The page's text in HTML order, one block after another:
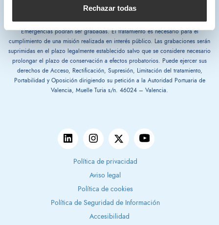
Rechazar todas
*Las conversaciones telefónicas mantenidas con el Centro de Control de
Emergencias podrán ser grabadas. El tratamiento es necesario para el
cumplimiento de una misión realizada en interés público. Las grabaciones serán
suprimidas en el plazo legalmente establecido salvo que se considere necesario
prolongar el plazo de conservación a efectos probatorios. Puede ejercer sus
derechos de Acceso, Rectificación, Supresión, Limitación del tratamiento,
Portabilidad y Oposición dirigiendo su petición a la Autoridad Portuaria de
Valencia, Muelle Turia s/n. 46024 – Valencia.
Política de privacidad
Aviso legal
Política de cookies
Política de Seguridad de Información
Accesibilidad